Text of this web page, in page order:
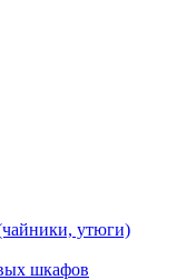
утюги)
шкафов